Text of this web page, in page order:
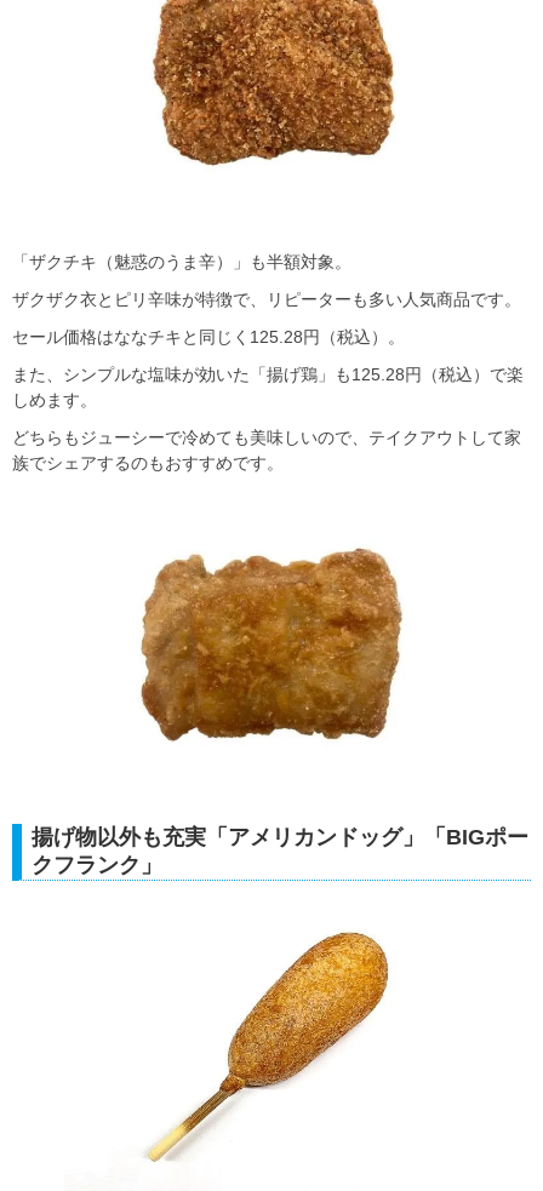
「ザクチキ（魅惑のうま辛）」も半額対象。
ザクザク衣とピリ辛味が特徴で、リピーターも多い人気商品です。
セール価格はななチキと同じく125.28円（税込）。
また、シンプルな塩味が効いた「揚げ鶏」も125.28円（税込）で楽
しめます。
どちらもジューシーで冷めても美味しいので、テイクアウトして家
族でシェアするのもおすすめです。
揚げ物以外も充実「アメリカンドッグ」「BIGポー
クフランク」